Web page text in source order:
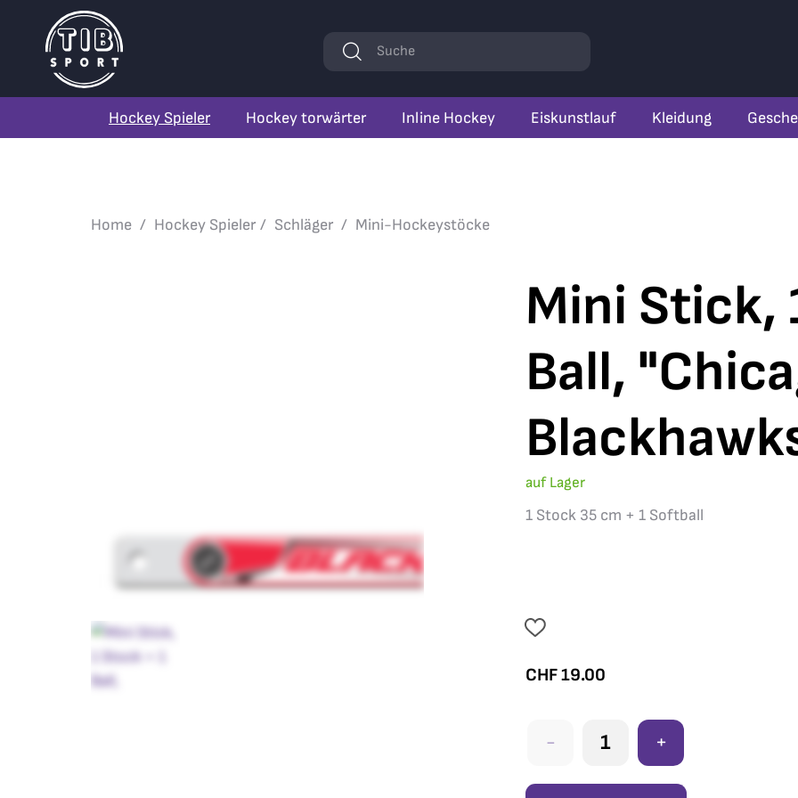
Hockey Spieler Hockey torwärter Inline Hockey Eiskunstlauf Kleidung
Stichwörter
Suchen
Home Hockey Spieler Schläger Mini-Hockeystöcke
Mini Stick,
Ball,
auf Lager
1 Stock 35 cm + 1 Softball
CHF19.00
- +